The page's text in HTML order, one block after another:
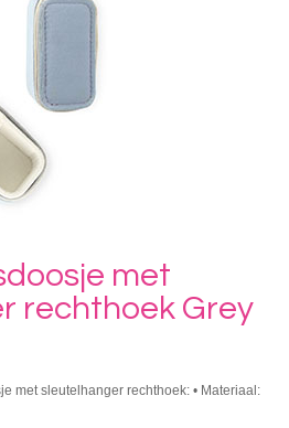
met
rechthoek Grey
met sleutelhanger rechthoek: • Materiaal: